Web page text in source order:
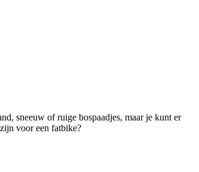
sneeuw of ruige bospaadjes, maar je kunt er
voor een fatbike?